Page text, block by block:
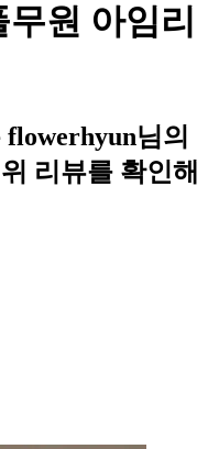
원 아임리
님의
리뷰를 확인해